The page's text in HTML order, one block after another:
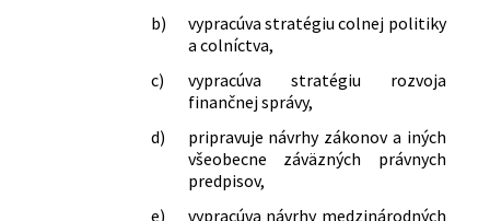
b)
vypracúva stratégiu colnej politiky
a colníctva,
c)
vypracúva stratégiu rozvoja
finančnej správy,
d)
pripravuje návrhy zákonov a iných
všeobecne záväzných právnych
predpisov,
e)
vypracúva návrhy medzinárodných